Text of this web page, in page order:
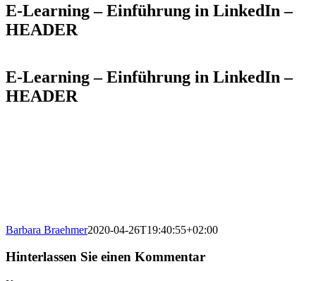
E-Learning – Einführung in LinkedIn –
HEADER
E-Learning – Einführung in LinkedIn –
HEADER
Barbara Braehmer2020-04-26T19:40:55+02:00
Hinterlassen Sie einen Kommentar